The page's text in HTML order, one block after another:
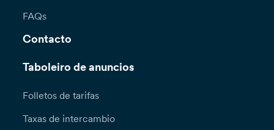
FAQs
Contacto
Taboleiro de anuncios
Folletos de tarifas
Taxas de intercambio